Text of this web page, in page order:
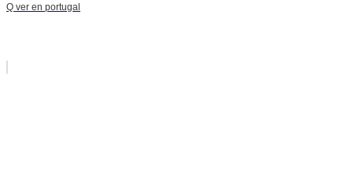
Q ver en portugal